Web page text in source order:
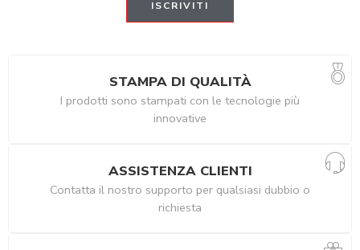
STAMPA DI QUALITÀ
I prodotti sono stampati con le tecnologie più
innovative
ASSISTENZA CLIENTI
Contatta il nostro supporto per qualsiasi dubbio o
richiesta